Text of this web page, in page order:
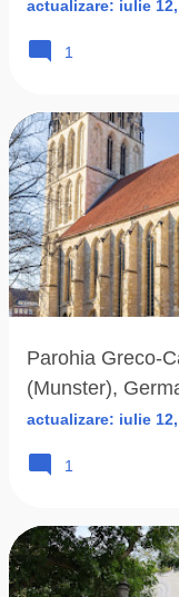
actualizare: iulie
1
Parohia Greco-
(Munster),
actualizare: iulie
1